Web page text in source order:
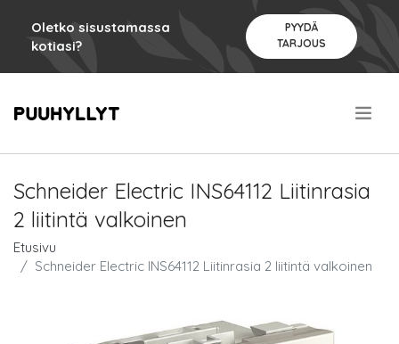
Oletko sisustamassa
kotiasi?
PYYDÄ
TARJOUS
Schneider Electric INS64112 Liitinrasia
2 liitintä valkoinen
Etusivu
Schneider Electric INS64112 Liitinrasia 2 liitintä valkoinen